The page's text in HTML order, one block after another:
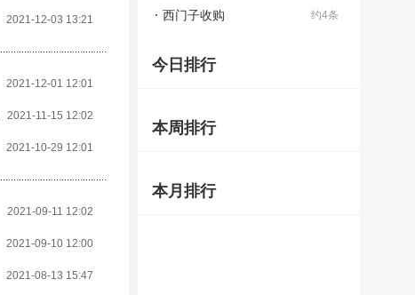
2021-12-03 13:21
2021-12-01 12:01
2021-11-15 12:02
2021-10-29 12:01
2021-09-11 12:02
2021-09-10 12:00
2021-08-13 15:47
约4条
西门子收购
今日排行
本周排行
本月排行